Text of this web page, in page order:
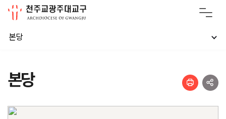
본당
본당